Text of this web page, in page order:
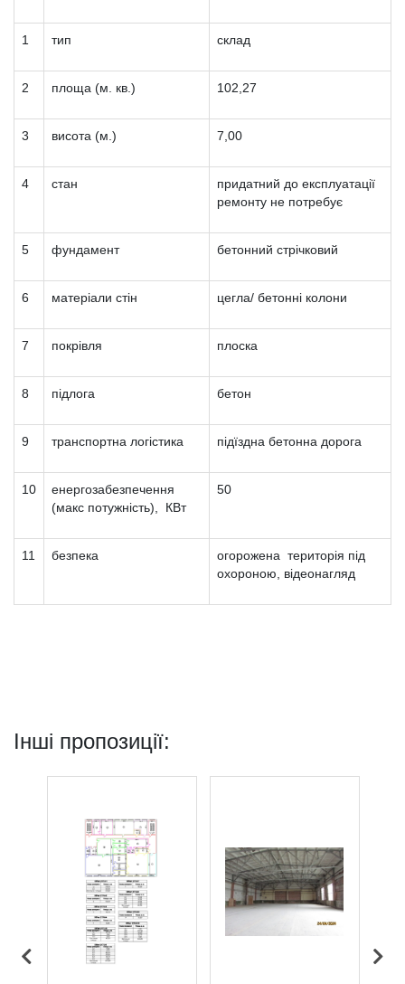
1 тип склад
2 площа (м. кв.) 102,27
3 висота (м.) 7,00
4 стан
придатний до експлуатації
ремонту не потребує
5 фундамент бетонний стрічковий
6 матеріали стін цегла/ бетонні колони
7 покрівля плоска
8 підлога бетон
9 транспортна логістика підїздна бетонна дорога
10
енергозабезпечення
(макс потужність), КВт
50
11 безпека
огорожена територія під
охороною, відеонагляд
Інші пропозиції: